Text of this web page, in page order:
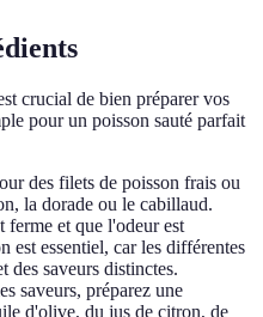
crucial de bien préparer vos
pour un poisson sauté parfait
des filets de poisson frais ou
la dorade ou le cabillaud.
ferme et que l'odeur est
est essentiel, car les différentes
des saveurs distinctes.
saveurs, préparez une
d'olive, du jus de citron, de